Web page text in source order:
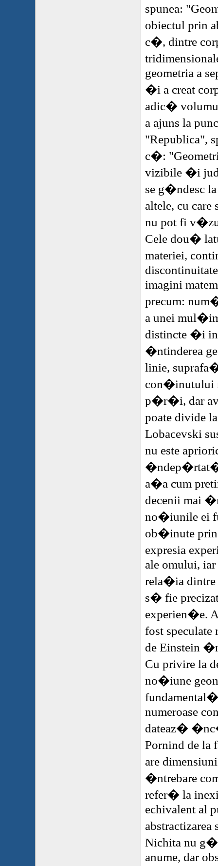
spunea:
obiectul prin
c�, dintre
geometria a
�i a creat
adic�
a ajuns la
"Republica",
c�:
vizibile �i
se g�ndesc
altele, cu
nu pot fi
Cele dou�
materiei,
imagini
precum:
a unei
distincte �i
�ntinderea
linie,
p�r�i, dar
poate divide
Lobacevski
nu este
a�a cum
decenii mai
no�iunile ei
ob�inute
expresia
ale omului, iar
rela�ia dintre
s� fie
experien�e.
fost
de Einstein
Cu privire la
no�iune
numeroase
dateaz�
Pornind de la
are
�ntrebare
refer� la
echivalent al
Nichita nu
anume, dar